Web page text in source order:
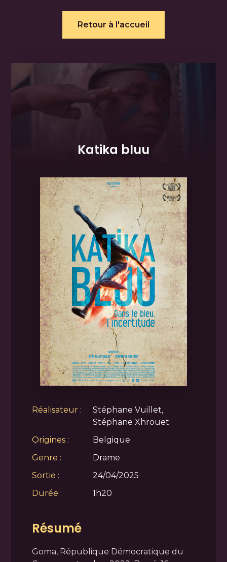
Retour à l'accueil
Katika bluu
Réalisateur :
Stéphane Vuillet,
Stéphane Xhrouet
Origines :
Belgique
Genre :
Drame
Sortie :
24/04/2025
Durée :
1h20
Résumé
Goma, République Démocratique du